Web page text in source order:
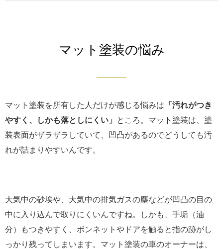
マット塗装の悩み
マット塗装を所有した人だけが感じる悩みは 「汚れがつき
やすく、しかも落としにくい」
ところ。マット塗装は、塗
装表面がザラザラしていて、凹凸があるのでどうしても汚
れが詰まりやすいんです。
大気中の砂埃や、大気中の排気ガスの塵などが凹凸の目の
中に入り込んで取りにくいんですね。しかも、手垢（油
分）もつきやすく、ボンネットやドアを触ると指の跡がし
っかり残ってしまいます。マット塗装の車のオーナーは、